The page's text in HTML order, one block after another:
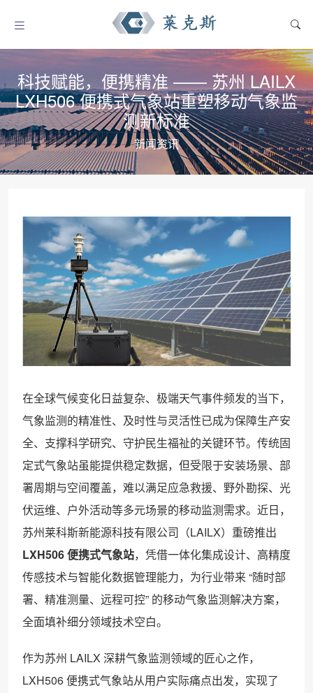
科技赋能，便携精准 —— 苏州 LAILX
LXH506 便携式气象站重塑移动气象监
测新标准
新闻资讯
在全球气候变化日益复杂、极端天气事件频发的当下，
气象监测的精准性、及时性与灵活性已成为保障生产安
全、支撑科学研究、守护民生福祉的关键环节。传统固
定式气象站虽能提供稳定数据，但受限于安装场景、部
署周期与空间覆盖，难以满足应急救援、野外勘探、光
伏运维、户外活动等多元场景的移动监测需求。近日，
苏州莱科斯新能源科技有限公司（LAILX）重磅推出
LXH506 便携式气象站，凭借一体化集成设计、高精度
传感技术与智能化数据管理能力，为行业带来 “随时部
署、精准测量、远程可控” 的移动气象监测解决方案，
全面填补细分领域技术空白。
作为苏州 LAILX 深耕气象监测领域的匠心之作，
LXH506 便携式气象站从用户实际痛点出发，实现了